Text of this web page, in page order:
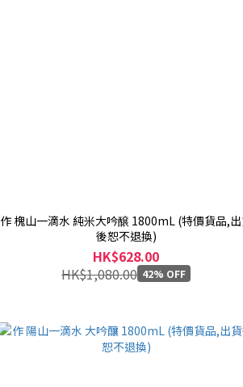
作 槐山一滴水 純米大吟醸 1800mL (特價貨品,
後恕不退換)
HK$628.00
HK$1,080.00 42% OFF